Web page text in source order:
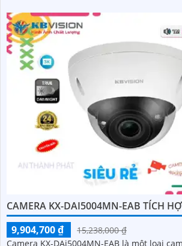
CAMERA KX-DAI5004MN-EAB TÍCH
9,904,700 ₫
15,238,000 ₫
Camera KX-DAi5004MN-EAB là một loại